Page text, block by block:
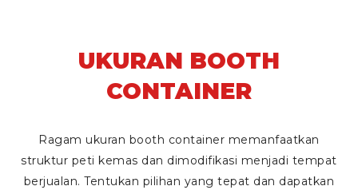
UKURAN BOOTH
CONTAINER
Ragam ukuran booth container memanfaatkan
struktur peti kemas dan dimodifikasi menjadi tempat
berjualan. Tentukan pilihan yang tepat dan dapatkan